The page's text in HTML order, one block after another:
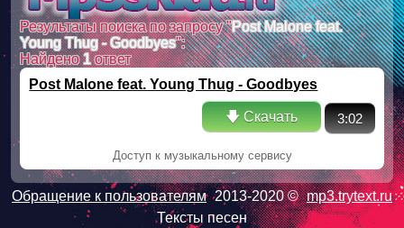
Результаты поиска по запросу "Post Malone feat.
Young Thug - Goodbyes":
Найдено1ответ
Post Malone feat. Young Thug - Goodbyes
🡇 Скачать 3:02
Доступ к музыкальному сервису
Обращение к пользователям 2013-2020 © mp3.trytext.ru
Тексты песен